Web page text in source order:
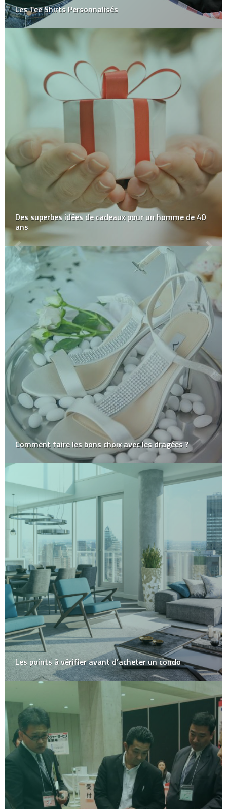
Les Tee Shirts Personnalisés
Des superbes idées de cadeaux pour un homme de 40
ans
Comment faire les bons choix avec les dragées ?
Les points à vérifier avant d’acheter un condo